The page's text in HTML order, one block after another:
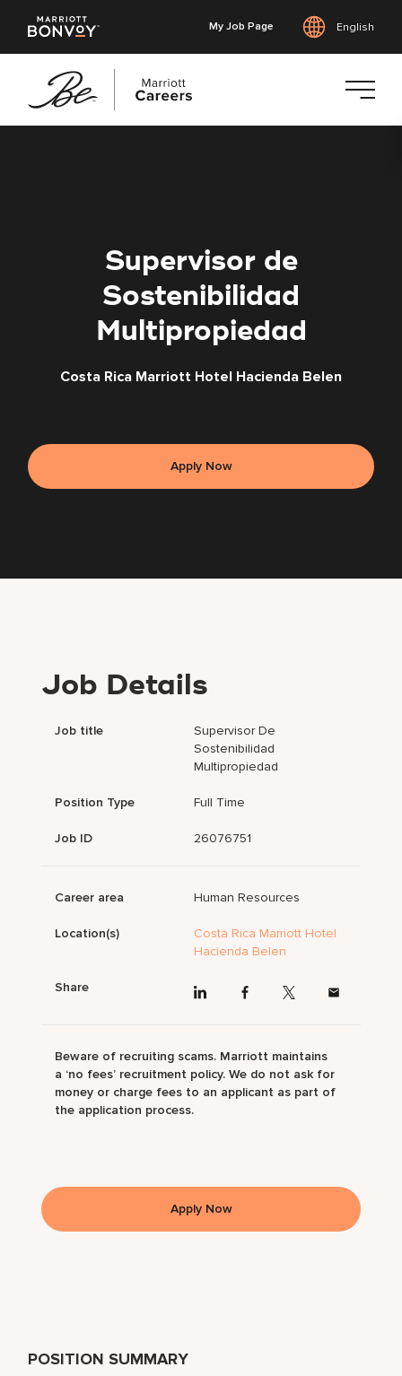
My Job Page English
Supervisor de
Sostenibilidad
Multipropiedad
Costa Rica Marriott Hotel Hacienda Belen
Apply Now
POSITION SUMMARY
Job Details
Job title
Supervisor De
Sostenibilidad
Multipropiedad
Position Type Full Time
Job ID 26076751
Career area Human Resources
Location(s)
Costa Rica Marriott Hotel
Hacienda Belen
Share
Beware of recruiting scams. Marriott maintains
a ‘no fees’ recruitment policy. We do not ask for
money or charge fees to an applicant as part of
the application process.
Apply Now